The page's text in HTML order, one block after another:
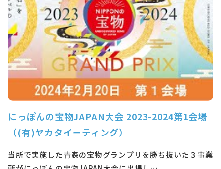
にっぽんの宝物JAPAN大会 2023-2024第1会場
（(有)ヤカタイーティング）
当所で実施した青森の宝物グランプリを勝ち抜いた３事業